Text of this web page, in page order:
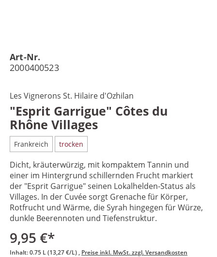
Art-Nr.
2000400523
Les Vignerons St. Hilaire d'Ozhilan
"Esprit Garrigue" Côtes du
Rhône Villages
Frankreich trocken
Dicht, kräuterwürzig, mit kompaktem Tannin und
einer im Hintergrund schillernden Frucht markiert
der "Esprit Garrigue" seinen Lokalhelden-Status als
Villages. In der Cuvée sorgt Grenache für Körper,
Rotfrucht und Wärme, die Syrah hingegen für Würze,
dunkle Beerennoten und Tiefenstruktur.
9,95 €*
Inhalt:0.75 L(13,27 €/L) Preise inkl. MwSt. zzgl. Versandkosten